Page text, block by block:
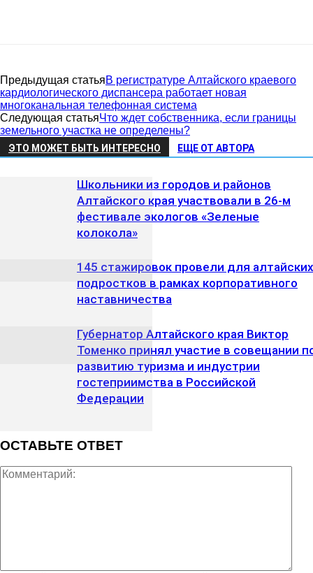
Предыдущая статьяВ регистратуре Алтайского краевого
кардиологического диспансера работает новая
многоканальная телефонная система
Следующая статьяЧто ждет собственника, если границы
земельного участка не определены?
ЭТО МОЖЕТ БЫТЬ ИНТЕРЕСНО ЕЩЕ ОТ АВТОРА
Школьники из городов и районов
Алтайского края участвовали в 26-м
фестивале экологов «Зеленые
колокола»
145 стажировок провели для алтайских
подростков в рамках корпоративного
наставничества
Губернатор Алтайского края Виктор
Томенко принял участие в совещании
развитию туризма и индустрии
гостеприимства в Российской
Федерации
ОСТАВЬТЕ ОТВЕТ